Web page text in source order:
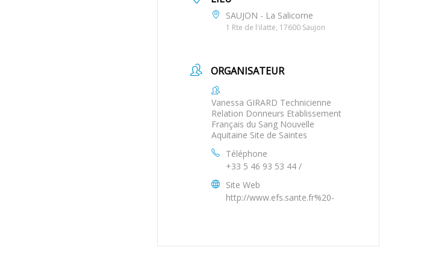
SAUJON - La Salicorne
1 Rte de l'ilatte, 17600 Saujon
ORGANISATEUR
Vanessa GIRARD Technicienne
Relation Donneurs Etablissement
Français du Sang Nouvelle
Aquitaine Site de Saintes
Téléphone
+33 5 46 93 53 44 /
Site Web
http://www.efs.sante.fr%20-